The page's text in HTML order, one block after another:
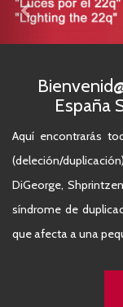
España
Aquí encontrarás
(deleción/
DiGeorge,
síndrome de
que afecta a una